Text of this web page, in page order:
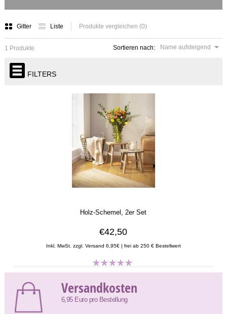
Gitter Liste Produkte vergleichen (0)
Sortieren nach: Name aufsteigend
1 Produkte
FILTERS
Holz-Schemel, 2er Set
€42,50
Inkl. MwSt. zzgl. Versand 6,95€ | frei ab 250 € Bestellwert
Versandkosten
6,95 Euro pro Bestellung